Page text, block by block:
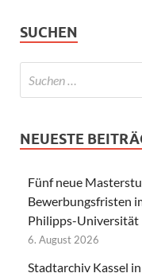
SUCHEN
NEUESTE
Fünf neue
Bewerbungsfristen
Philipps-Universität
6. August 2026
Stadtarchiv Kassel